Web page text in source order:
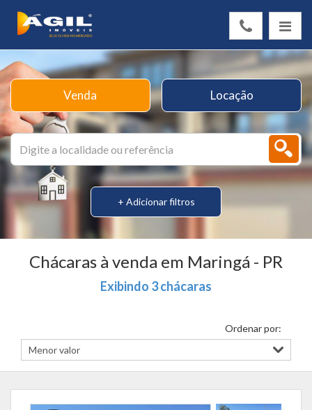
Venda Locação
+ Adicionar filtros
Chácaras à venda em Maringá - PR
Exibindo 3 chácaras
Ordenar por: